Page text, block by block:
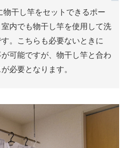
干し竿をセットできるポー
内でも物干し竿を使用して洗
。こちらも必要ないときに
可能ですが、物干し竿と合わ
必要となります。